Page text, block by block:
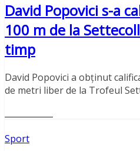
David Popovici s-a
100 m de la
timp
David Popovici a obținut
de metri liber de la Trofeul
Sport